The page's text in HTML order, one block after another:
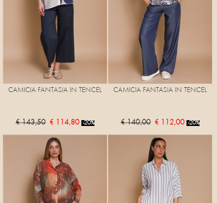
CAMICIA FANTASIA IN TENCEL
€ 143,50 € 114,80 -20%
CAMICIA FANTASIA IN TENCEL
€ 140,00 € 112,00 -20%